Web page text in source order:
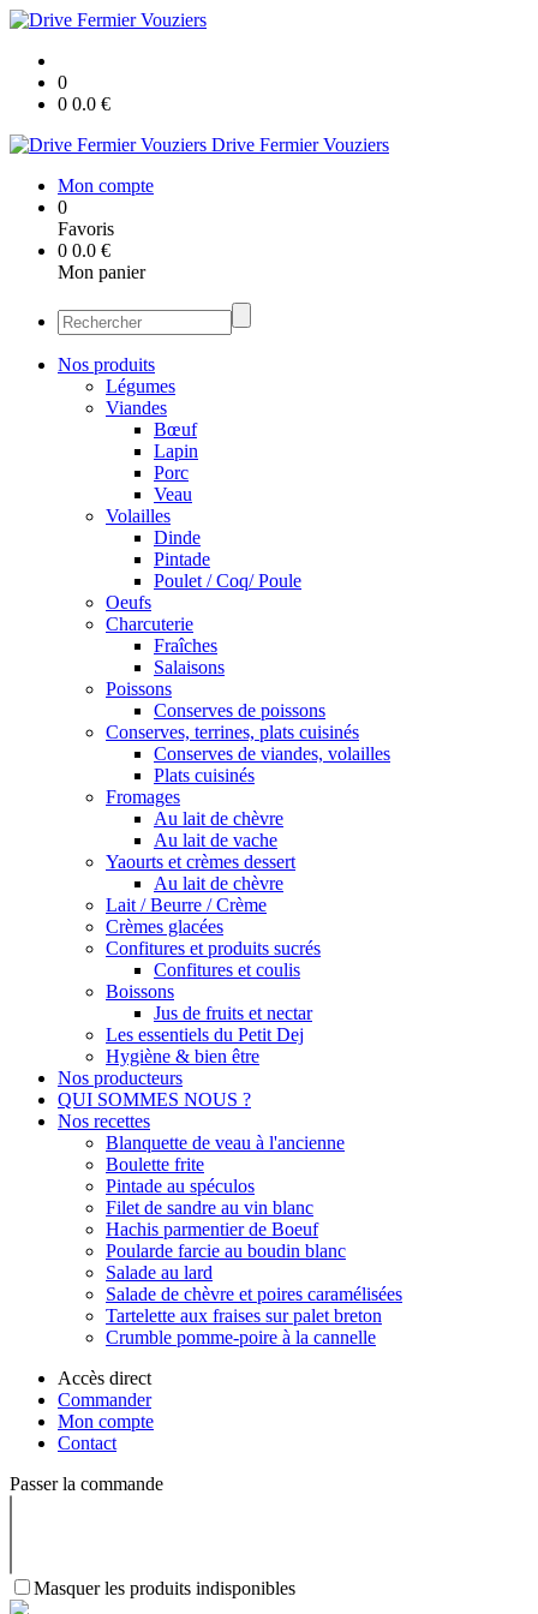
0
0 0.0 €
Drive Fermier Vouziers
Mon compte
0
Favoris
0 0.0 €
Mon panier
Nos produits
Légumes
Viandes
Bœuf
Lapin
Porc
Veau
Volailles
Dinde
Pintade
Poulet / Coq/ Poule
Oeufs
Charcuterie
Fraîches
Salaisons
Poissons
Conserves de poissons
Conserves, terrines, plats cuisinés
Conserves de viandes, volailles
Plats cuisinés
Fromages
Au lait de chèvre
Au lait de vache
Yaourts et crèmes dessert
Au lait de chèvre
Lait / Beurre / Crème
Crèmes glacées
Confitures et produits sucrés
Confitures et coulis
Boissons
Jus de fruits et nectar
Les essentiels du Petit Dej
Hygiène & bien être
Nos producteurs
QUI SOMMES NOUS ?
Nos recettes
Blanquette de veau à l'ancienne
Boulette frite
Pintade au spéculos
Filet de sandre au vin blanc
Hachis parmentier de Boeuf
Poularde farcie au boudin blanc
Salade au lard
Salade de chèvre et poires caramélisées
Tartelette aux fraises sur palet breton
Crumble pomme-poire à la cannelle
Accès direct
Commander
Mon compte
Contact
Passer la commande
Masquer les produits indisponibles